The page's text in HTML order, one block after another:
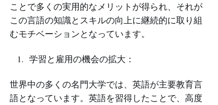
ことで多くの実用的なメリットが得られ、それが
この言語の知識とスキルの向上に継続的に取り組
むモチベーションとなっています。
学習と雇用の機会の拡大：
世界中の多くの名門大学では、英語が主要教育言
語となっています。英語を習得したことで、高度